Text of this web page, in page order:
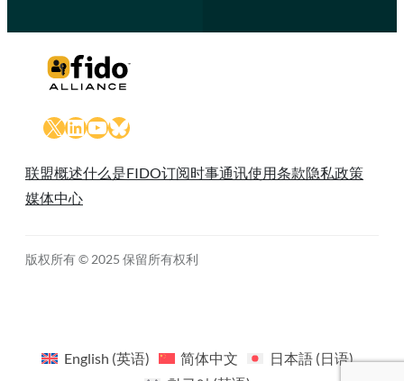
X LinkedIn
YouTube
Bluesky
联盟概述什么是FIDO订阅时事通讯使用条款隐私政策
媒体中心
版权所有 © 2025 保留所有权利
English (英语) 简体中文 日本語(日语)